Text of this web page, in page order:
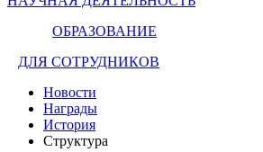
ОБРАЗОВАНИЕ
ДЛЯ СОТРУДНИКОВ
Новости
Награды
История
Структура